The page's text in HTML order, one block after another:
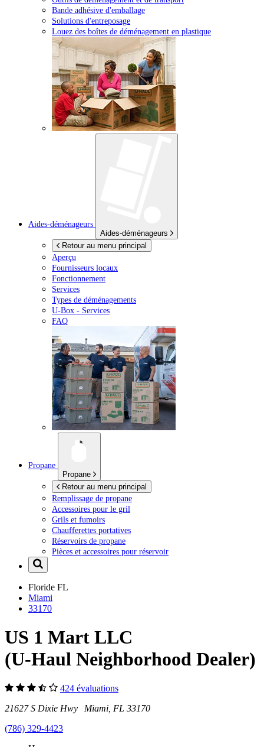
Bande adhésive d'emballage
Solutions d'entreposage
Louez des boîtes de déménagement en plastique
Aides-déménageurs
Aides-déménageurs
Retour au menu principal
Aperçu
Fournisseurs locaux
Fonctionnement
Services
Types de déménagements
U-Box - Services
FAQ
Propane
Propane
Retour au menu principal
Remplissage de propane
Accessoires pour le gril
Grils et fumoirs
Chaufferettes portatives
Réservoirs de propane
Pièces et accessoires pour réservoir
Floride FL
Miami
33170
US 1 Mart LLC
(U-Haul Neighborhood Dealer)
424 évaluations
21627 S Dixie Hwy Miami, FL 33170
(786) 329-4423